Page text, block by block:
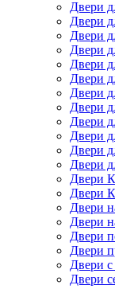
Двери
Двери
Двери
Двери
Двери
Двери
Двери
Двери
Двери
Двери
Двери
Двери
Двери
Двери
Двери
Двери
Двери
Двери
Двери
Двери